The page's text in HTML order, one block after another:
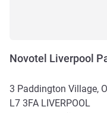
Novotel Liverpool
3 Paddington Village,
L7 3FA LIVERPOOL